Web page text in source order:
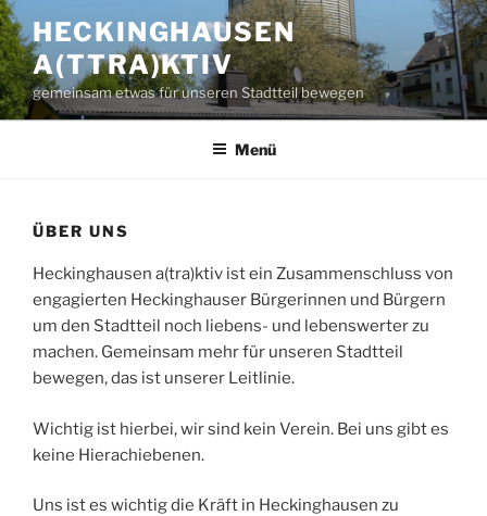
Zum
Inhalt
springen
HECKINGHAUSEN
A(TTRA)KTIV
gemeinsam etwas für unseren Stadtteil bewegen
Menü
ÜBER UNS
Heckinghausen a(tra)ktiv ist ein Zusammenschluss von
engagierten Heckinghauser Bürgerinnen und Bürgern
um den Stadtteil noch liebens- und lebenswerter zu
machen. Gemeinsam mehr für unseren Stadtteil
bewegen, das ist unserer Leitlinie.
Wichtig ist hierbei, wir sind kein Verein. Bei uns gibt es
keine Hierachiebenen.
Uns ist es wichtig die Kräft in Heckinghausen zu